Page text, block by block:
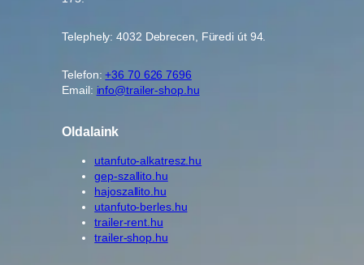
Telephely: 4032 Debrecen, Füredi út 94.
Telefon:+36 70 626 7696
Email: info@trailer-shop.hu
Oldalaink
utanfuto-alkatresz.hu
gep-szallito.hu
hajoszallito.hu
utanfuto-berles.hu
trailer-rent.hu
trailer-shop.hu